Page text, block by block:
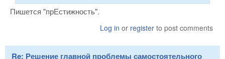
Пишется "прЕстижность".
Log in or register to post comments
Re: Решение главной проблемы самостоятельного